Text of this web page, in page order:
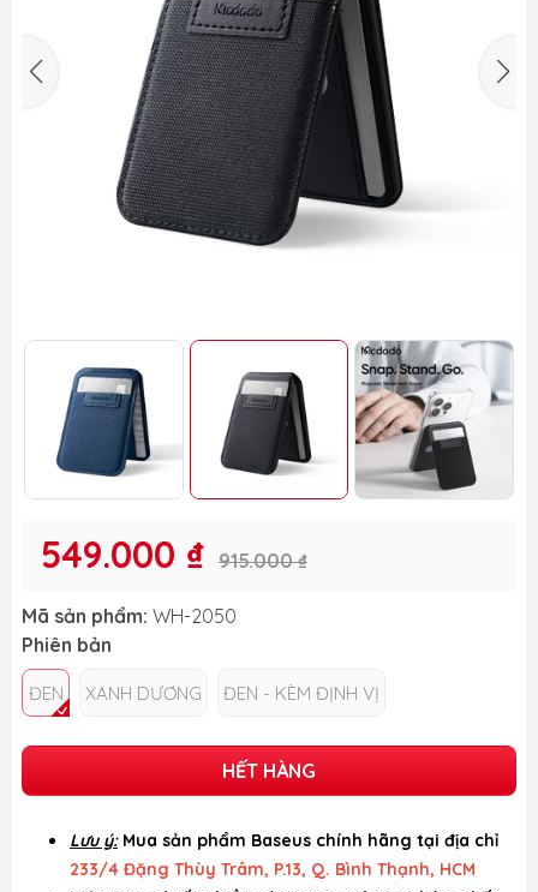
549.000 ₫ 915.000 ₫
Mã sản phẩm: WH-2050
Phiên bản
ĐEN XANH DƯƠNG ĐEN - KÈM ĐỊNH VỊ
HẾT HÀNG
Lưu ý: Mua sản phẩm Baseus chính hãng tại địa chỉ
233/4 Đặng Thùy Trâm, P.13, Q. Bình Thạnh, HCM